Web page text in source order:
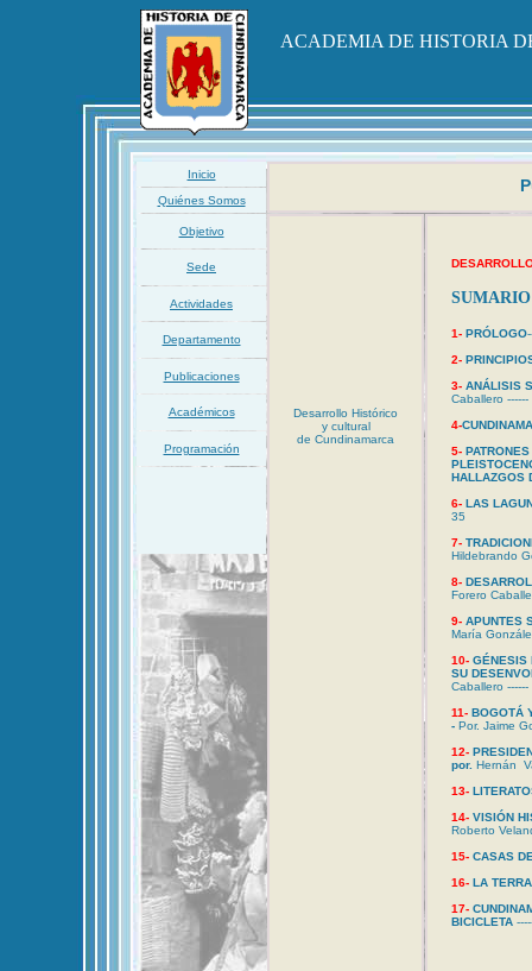
ACADEMIA DE HISTORIA
Inicio
Quiénes Somos
Objetivo
Desarrollo Histórico
y cultural
de Cundinamarca
SUMARIO
1- PRÓLOGO
2-
3- ANÁLISIS
Caballero ------
4-
5-
HALLAZGOS
6- LAS
35
7-
Hildebrando
8-
Forero
9- APUNTES
María
10- GÉNESIS
SU
Caballero
11- BOGOTÁ
- Por. Jaime
12-
por. Hernán
13-
14- VISIÓN
Roberto
15- CASAS
16- LA
17-
BICICLETA
Sede
Actividades
Departamento
Publicaciones
Académicos
Programación